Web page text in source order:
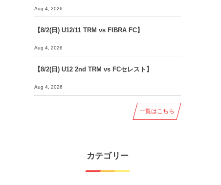
Aug 4, 2026
【8/2(日) U12/11 TRM vs FIBRA FC】
Aug 4, 2026
【8/2(日) U12 2nd TRM vs FCセレスト】
Aug 4, 2026
一覧はこちら
カテゴリー